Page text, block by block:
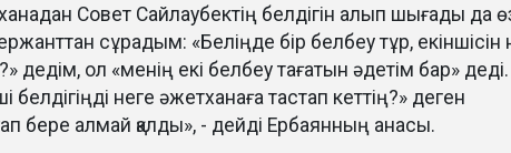
Совет Сайлаубектің белдігін алып шығады да
сұрадым: «Беліңде бір белбеу тұр, екіншісін
дедім, ол «менің екі белбеу тағатын әдетім бар» деді.
белдігіңді неге әжетханаға тастап кеттің?» деген
бере алмай қалды», - дейді Ербаянның анасы.